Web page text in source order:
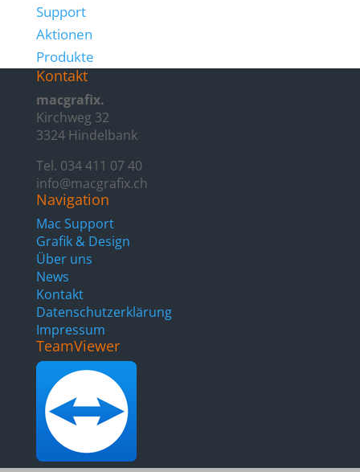
Support
Aktionen
Produkte
Kontakt
macgrafix.
Kirchweg 32
3324 Hindelbank
Tel. 034 411 07 40
info@macgrafix.ch
Navigation
Mac Support
Grafik & Design
Über uns
News
Kontakt
Datenschutzerklärung
Impressum
TeamViewer